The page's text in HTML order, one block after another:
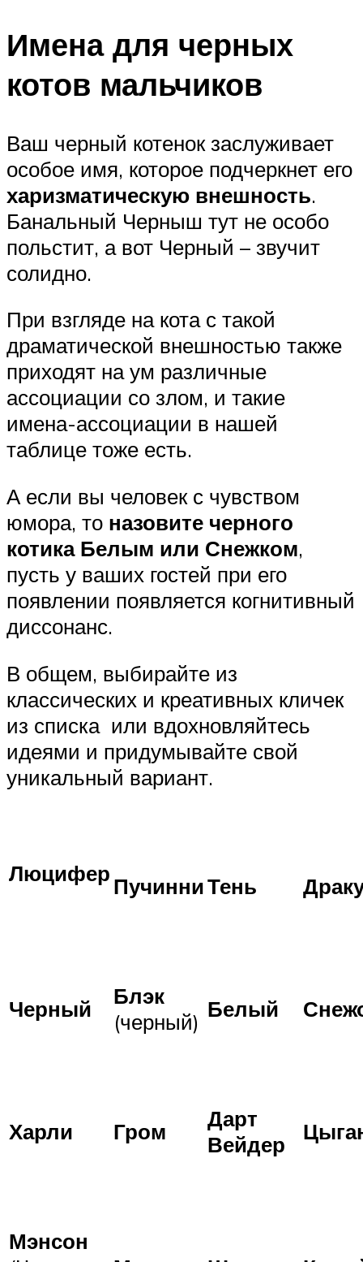
Имена для черных
котов мальчиков
Ваш черный котенок заслуживает
особое имя, которое подчеркнет его
харизматическую внешность.
Банальный Черныш тут не особо
польстит, а вот Черный – звучит
солидно.
При взгляде на кота с такой
драматической внешностью также
приходят на ум различные
ассоциации со злом, и такие
имена-ассоциации в нашей
таблице тоже есть.
А если вы человек с чувством
юмора, то назовите черного
котика Белым или Снежком,
пусть у ваших гостей при его
появлении появляется когнитивный
диссонанс.
В общем, выбирайте из
классических и креативных кличек
из списка или вдохновляйтесь
идеями и придумывайте свой
уникальный вариант.
ЛюциферПучинниТень
Черный
Блэк
(черный) Белый
Харли Гром
Дарт
Вейдер
Мэнсон